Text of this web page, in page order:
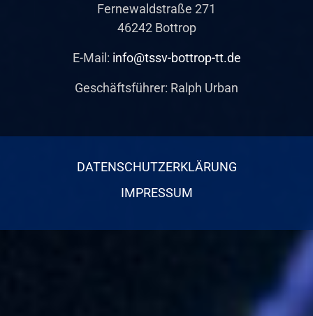
Fernewaldstraße 271
46242 Bottrop
E-Mail: info@tssv-bottrop-tt.de
Geschäftsführer: Ralph Urban
DATENSCHUTZERKLÄRUNG
IMPRESSUM